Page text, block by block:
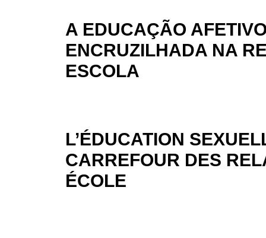
A EDUCAÇÃO
ENCRUZILHADA NA
ESCOLA
L’ÉDUCATION
CARREFOUR DES
ÉCOLE